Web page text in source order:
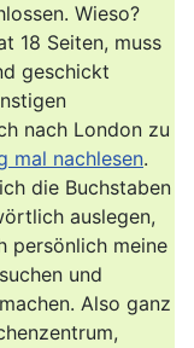
Wieso?
18 Seiten, muss
geschickt
nach London zu
mal nachlesen.
die Buchstaben
auslegen,
persönlich meine
und
Also ganz